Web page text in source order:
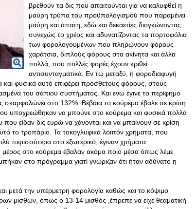
βρεθούν τα δις που απαιτούνται για να καλυφθεί η
μαύρη τρύπα του προϋπολογισμού που παραμένει
μαύρη και άπατη, εδώ και δεκαετίες διογκώνοντας
συνεχώς το χρέος και αδυνατίζοντας τα πορτοφόλια
των φορολογουμένων που πληρώνουν φόρους
χαράτσια, διπλούς φόρους στα ακίνητα και άλλα
πολλά, που πολλές φορές έχουν κριθεί
αντισυνταγματικά. Εν τω μεταξύ, η φοροδιαφυγή
και φυσικά αυτό επιφέρει πρόσθετους φόρους, στους
του σάπιου συστήματος. Και ενώ έγινε το περίφημο
στο 132%. Βέβαια το κούρεμα έβαλε σε κρίση
υποχρεώθηκαν να μπούνε στο κούρεμα και φυσικά πολλά
είδαν δις ευρώ να χάνονται και να μπαίνουν σε κρίση
το τροπάριο . Τα τοκογλυφικά λοιπόν χρήματα, που
περισσότερα στο εξωτερικό, έγιναν χρήματα
στο κούρεμα έβαλαν ακόμα ποιο μέσα όπως λέμε
στο πρόγραμμα γιατί γνώριζαν ότι ήταν αδύνατο η
μετά την υπέρμετρη φορολογία καθώς και το κόψιμο
μισθών, όπως ο 13-14 μισθός ,έπρεπε να είχε θεαματική